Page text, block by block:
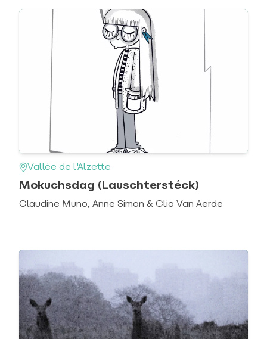
Vallée de l'Alzette
Mokuchsdag (Lauschterstéck)
Claudine Muno, Anne Simon & Clio Van Aerde